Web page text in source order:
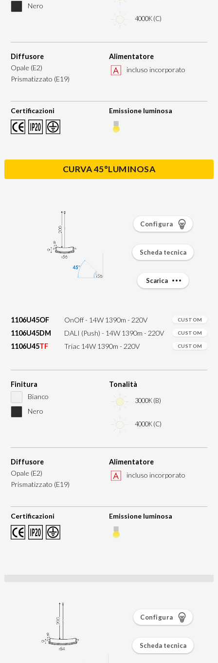
Nero
4000K (C)
Diffusore
Opale (E2)
Prismatizzato (E19)
Alimentatore
incluso incorporato
Certificazioni Emissione luminosa
CURVA 45°LUMINOSA
1106U45OF OnOff - 14W 1390m - 220V CUSTOM
1106U45DM DALI (Push) - 14W 1390m - 220V CUSTOM
1106U45TF Triac 14W 1390m - 220V CUSTOM
Finitura
Bianco
Nero
Tonalità
3000K (B)
4000K (C)
Diffusore
Opale (E2)
Prismatizzato (E19)
Alimentatore
incluso incorporato
Certificazioni Emissione luminosa
Configura
Scheda tecnica
Scarica
Configura
Scheda tecnica